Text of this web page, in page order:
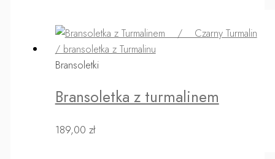
Bransoletki
Bransoletka z turmalinem
189,00 zł